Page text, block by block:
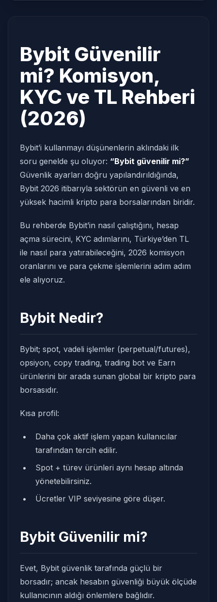
Bybit Güvenilir
mi? Komisyon,
KYC ve TL Rehberi
(2026)
Bybit’i kullanmayı düşünenlerin aklındaki ilk
soru genelde şu oluyor: “Bybit güvenilir mi?”
Güvenlik ayarları doğru yapılandırıldığında,
Bybit 2026 itibarıyla sektörün en güvenli ve en
yüksek hacimli kripto para borsalarından biridir.
Bu rehberde Bybit’in nasıl çalıştığını, hesap
açma sürecini, KYC adımlarını, Türkiye’den TL
ile nasıl para yatırabileceğini, 2026 komisyon
oranlarını ve para çekme işlemlerini adım adım
ele alıyoruz.
Bybit Nedir?
Bybit; spot, vadeli işlemler (perpetual/futures),
opsiyon, copy trading, trading bot ve Earn
ürünlerini bir arada sunan global bir kripto para
borsasıdır.
Kısa profil:
Daha çok aktif işlem yapan kullanıcılar
tarafından tercih edilir.
Spot + türev ürünleri aynı hesap altında
yönetebilirsiniz.
Ücretler VIP seviyesine göre düşer.
Bybit Güvenilir mi?
Evet, Bybit güvenlik tarafında güçlü bir
borsadır; ancak hesabın güvenliği büyük ölçüde
kullanıcının aldığı önlemlere bağlıdır.